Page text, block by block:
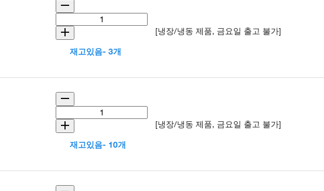
재고있음- 3개
[냉장/냉동 제품, 금요일 출고 불가]
재고있음- 10개
[냉장/냉동 제품, 금요일 출고 불가]